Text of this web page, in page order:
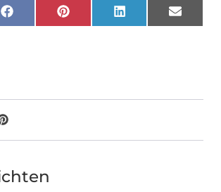
FacebookPinterestLinkedInEmail